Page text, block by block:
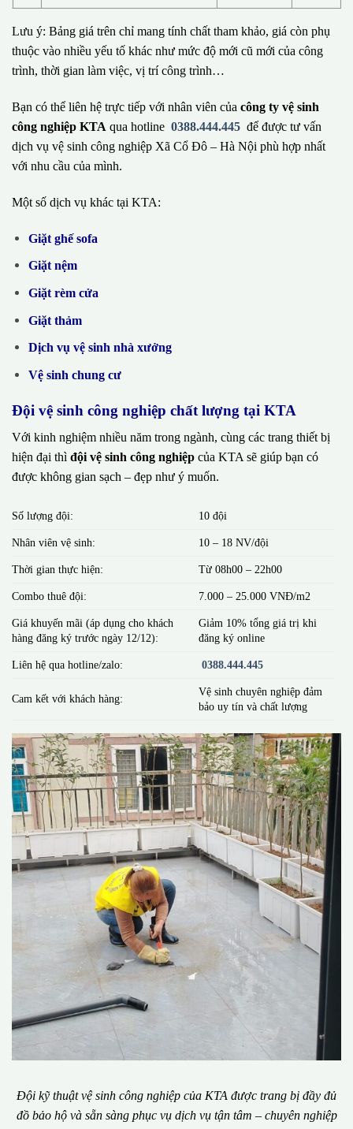
Lưu ý: Bảng giá trên chỉ mang tính chất tham khảo, giá còn phụ
thuộc vào nhiều yếu tố khác như mức độ mới cũ mới của công
trình, thời gian làm việc, vị trí công trình…
Bạn có thể liên hệ trực tiếp với nhân viên của công ty vệ sinh
công nghiệp KTA qua hotline 0388.444.445 để được tư vấn
dịch vụ vệ sinh công nghiệp Xã Cổ Đô – Hà Nội phù hợp nhất
với nhu cầu của mình.
Một số dịch vụ khác tại KTA:
Giặt ghế sofa
Giặt nệm
Giặt rèm cửa
Giặt thảm
Dịch vụ vệ sinh nhà xưởng
Vệ sinh chung cư
Đội vệ sinh công nghiệp chất lượng tại KTA
Với kinh nghiệm nhiều năm trong ngành, cùng các trang thiết bị
hiện đại thì đội vệ sinh công nghiệp của KTA sẽ giúp bạn có
được không gian sạch – đẹp như ý muốn.
Số lượng đội: 10 đội
Nhân viên vệ sinh: 10 – 18 NV/đội
Thời gian thực hiện: Từ 08h00 – 22h00
Combo thuê đội: 7.000 – 25.000 VNĐ/m2
Giá khuyến mãi (áp dụng cho khách
hàng đăng ký trước ngày 12/12):
Giảm 10% tổng giá trị khi
đăng ký online
Liên hệ qua hotline/zalo: 0388.444.445
Cam kết với khách hàng:
Vệ sinh chuyên nghiệp đảm
bảo uy tín và chất lượng
Đội kỹ thuật vệ sinh công nghiệp của KTA được trang bị đầy đủ
đồ bảo hộ và sẵn sàng phục vụ dịch vụ tận tâm – chuyên nghiệp